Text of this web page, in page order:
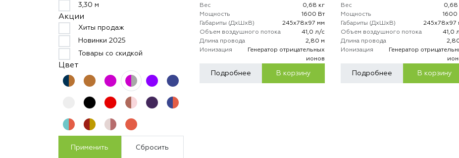
3,30 м
Акции
Хиты продаж
Новинки 2025
Товары со скидкой
Цвет
Применить Сбросить
Вес
0,68 кг
Мощность
1600 Вт
Габариты (ДхШхВ)
245х78х97 мм
Объем воздушного потока
41,0 л/с
Длина провода
2,80 м
Ионизация
Генератор отрицательных
ионов
Подробнее В корзину
Вес
0,68
Мощность
1600
Габариты (ДхШхВ)
245х78х97
Объем воздушного потока
41,0
Длина провода
Ионизация
Генератор
Подробнее В корзину